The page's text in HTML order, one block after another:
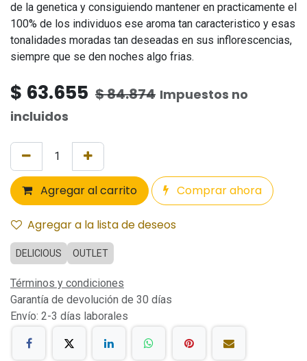
de la genetica y consiguiendo mantener en practicamente el
100% de los individuos ese aroma tan caracteristico y esas
tonalidades moradas tan deseadas en sus inflorescencias,
siempre que se den noches algo frias.
$ 63.655 $84.874 Impuestos no
incluidos
Agregar al carrito Comprar ahora
Agregar a la lista de deseos
DELICIOUS OUTLET
Términos y condiciones
Garantía de devolución de 30 días
Envío: 2-3 días laborales